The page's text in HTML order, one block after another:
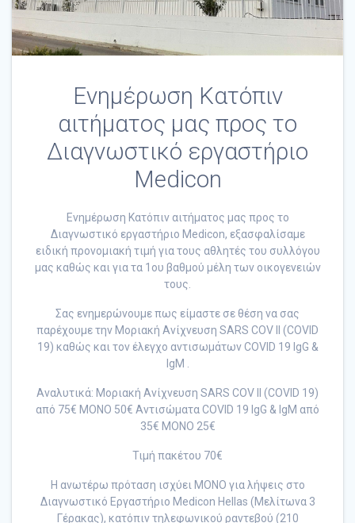
Ενημέρωση Κατόπιν
αιτήματος μας προς το
Διαγνωστικό εργαστήριο
Medicon
Ενημέρωση Κατόπιν αιτήματος μας προς το
Διαγνωστικό εργαστήριο Medicon, εξασφαλίσαμε
ειδική προνομιακή τιμή για τους αθλητές του συλλόγου
μας καθώς και για τα 1ου βαθμού μέλη των οικογενειών
τους.
Σας ενημερώνουμε πως είμαστε σε θέση να σας
παρέχουμε την Μοριακή Ανίχνευση SARS COV II (COVID
19) καθώς και τον έλεγχο αντισωμάτων COVID 19 IgG &
IgM .
Αναλυτικά: Μοριακή Ανίχνευση SARS COV II (COVID 19)
από 75€ ΜΟΝΟ 50€ Αντισώματα COVID 19 IgG & IgM από
35€ ΜΟΝΟ 25€
Τιμή πακέτου 70€
Η ανωτέρω πρόταση ισχύει ΜΟΝΟ για λήψεις στο
Διαγνωστικό Εργαστήριο Medicon Hellas (Μελίτωνα 3
Γέρακας), κατόπιν τηλεφωνικού ραντεβού (210